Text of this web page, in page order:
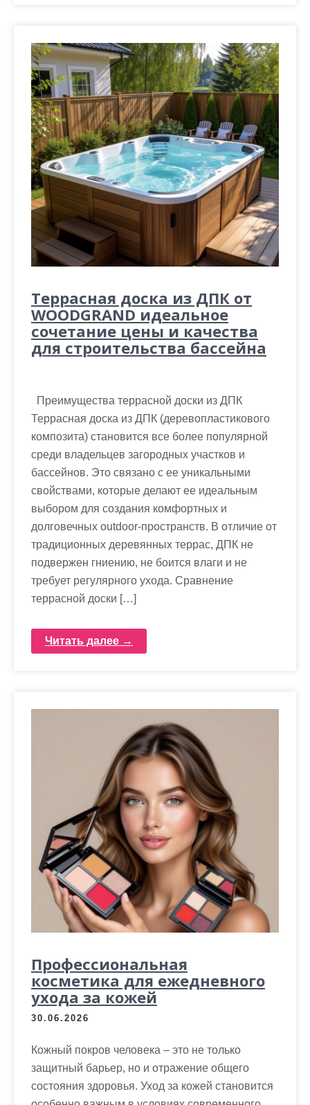
Террасная доска из ДПК от
WOODGRAND идеальное
сочетание цены и качества
для строительства бассейна
Преимущества террасной доски из ДПК
Террасная доска из ДПК (деревопластикового
композита) становится все более популярной
среди владельцев загородных участков и
бассейнов. Это связано с ее уникальными
свойствами, которые делают ее идеальным
выбором для создания комфортных и
долговечных outdoor-пространств. В отличие от
традиционных деревянных террас, ДПК не
подвержен гниению, не боится влаги и не
требует регулярного ухода. Сравнение
террасной доски […]
Читать далее →
Профессиональная
косметика для ежедневного
ухода за кожей
30.06.2026
Кожный покров человека – это не только
защитный барьер, но и отражение общего
состояния здоровья. Уход за кожей становится